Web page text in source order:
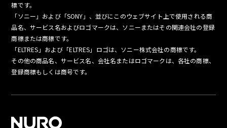
標です。
「ソニー」および「SONY」、並びにこのウェブサイト上で使用される商
品名、サービス名およびロゴマークは、ソニーまたはその関連会社の登録
商標または商標です。
「ELTRES」および「ELTRES」ロゴは、ソニー株式会社の商標です。
その他の商品名、サービス名、会社名またはロゴマークは、各社の商標、
登録商標もしくは商号です。